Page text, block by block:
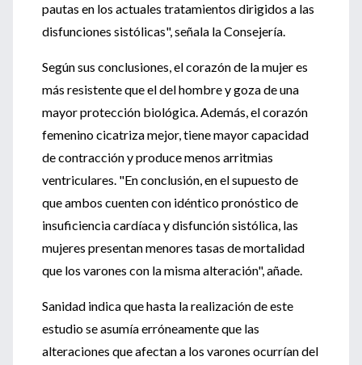
pautas en los actuales tratamientos dirigidos a las
disfunciones sistólicas", señala la Consejería.
Según sus conclusiones, el corazón de la mujer es
más resistente que el del hombre y goza de una
mayor protección biológica. Además, el corazón
femenino cicatriza mejor, tiene mayor capacidad
de contracción y produce menos arritmias
ventriculares. "En conclusión, en el supuesto de
que ambos cuenten con idéntico pronóstico de
insuficiencia cardíaca y disfunción sistólica, las
mujeres presentan menores tasas de mortalidad
que los varones con la misma alteración", añade.
Sanidad indica que hasta la realización de este
estudio se asumía erróneamente que las
alteraciones que afectan a los varones ocurrían del